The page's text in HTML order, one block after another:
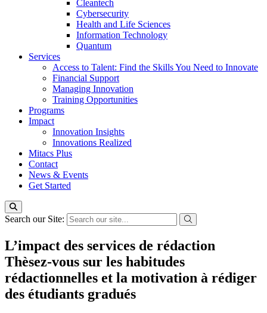
Cleantech
Cybersecurity
Health and Life Sciences
Information Technology
Quantum
Services
Access to Talent: Find the Skills You Need to Innovate
Financial Support
Managing Innovation
Training Opportunities
Programs
Impact
Innovation Insights
Innovations Realized
Mitacs Plus
Contact
News & Events
Get Started
Search our Site:
L’impact des services de rédaction
Thèsez-vous sur les habitudes
rédactionnelles et la motivation à rédiger
des étudiants gradués